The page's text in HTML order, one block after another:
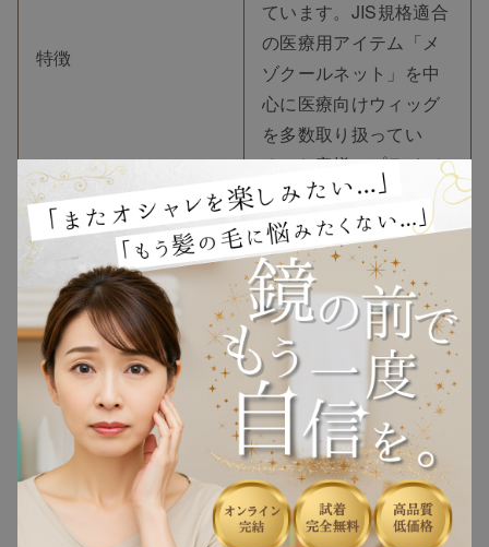
NEW
ウィッグ
プレゼント
ヘアケア
ヘアスタイル
抜け毛
特徴
ています。JIS規格適合
の医療用アイテム「メ
ゾクールネット」を中
心に医療向けウィッグ
を多数取り扱ってい
る。お客様のプライバ
シーを尊重し、ゆった
りとした完全個室を提
供しています。
引用元
https://www.malibuwig.
com/shoplist/%E3%82
%A4%E3%83%88%E3
%83%BC%E3%83%A8
%E3%83%BC%E3%82
%AB%E3%83%89%E3
%83%BC%E5%92%8C
%E5%85%89/